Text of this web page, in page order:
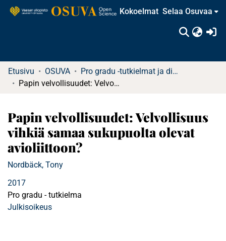
Kokoelmat Selaa Osuvaa
Etusivu OSUVA
Pro gradu -tutkielmat ja diplomityöt (rajattu saatavuus)
Papin velvollisuudet: Velvollisuus vihkiä samaa sukupuolta olevat avioliittoon?
Papin velvollisuudet: Velvollisuus
vihkiä samaa sukupuolta olevat
avioliittoon?
Nordbäck, Tony
2017
Pro gradu - tutkielma
Julkisoikeus